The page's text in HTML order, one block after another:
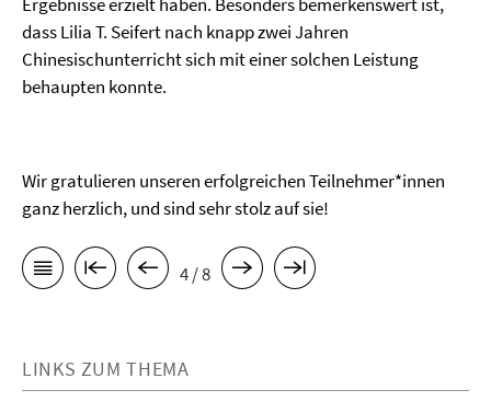
dass Lilia T. Seifert nach knapp zwei Jahren
Chinesischunterricht sich mit einer solchen Leistung
behaupten konnte.
Wir gratulieren unseren erfolgreichen Teilnehmer*innen
ganz herzlich, und sind sehr stolz auf sie!
4 / 8
LINKS ZUM THEMA